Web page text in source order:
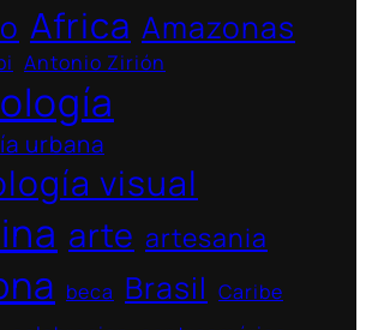
Africa Amazonas
Antonio Zirión
urbana
visual
arte artesania
beca Brasil Caribe